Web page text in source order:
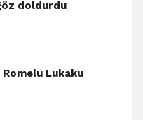
doldurdu
Romelu Lukaku